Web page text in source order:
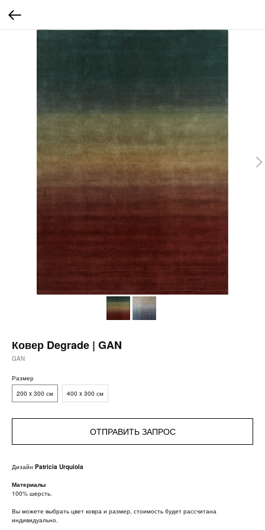
Ковер Degrade | GAN
GAN
Размер
200 x 300 см
400 x 300 см
ОТПРАВИТЬ ЗАПРОС
Дизайн Patricia Urquiola
Материалы
100% шерсть.
Вы можете выбрать цвет ковра и размер, стоимость будет рассчитана
индивидуально.